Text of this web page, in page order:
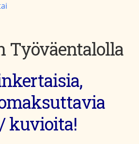
Työväentalolla
kuvioita!